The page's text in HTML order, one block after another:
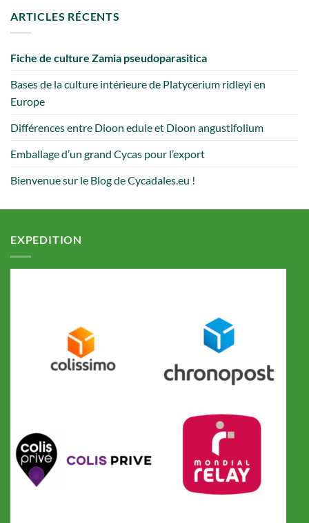
ARTICLES RÉCENTS
Fiche de culture Zamia pseudoparasitica
Bases de la culture intérieure de Platycerium ridleyi en
Europe
Différences entre Dioon edule et Dioon angustifolium
Emballage d’un grand Cycas pour l’export
Bienvenue sur le Blog de Cycadales.eu !
EXPEDITION